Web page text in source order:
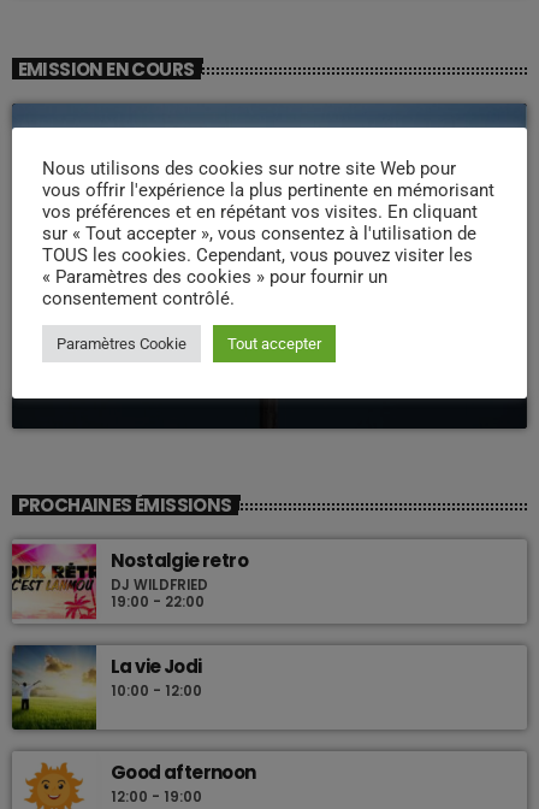
EMISSION EN COURS
Pipirit Matinale
PROCHAINES ÉMISSIONS
Nostalgie retro
DJ WILDFRIED
19:00 - 22:00
La vie Jodi
10:00 - 12:00
Good afternoon
12:00 - 19:00
Nous utilisons des cookies sur notre site Web pour
vous offrir l'expérience la plus pertinente en mémorisant
vos préférences et en répétant vos visites. En cliquant
sur « Tout accepter », vous consentez à l'utilisation de
TOUS les cookies. Cependant, vous pouvez visiter les
« Paramètres des cookies » pour fournir un
consentement contrôlé.
Paramètres Cookie Tout accepter